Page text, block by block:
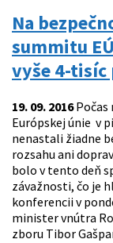
Na
summitu
vyše 4-
19. 09. 2016Počas
Európskej únie v
nenastali žiadne
rozsahu ani
bolo v tento deň
závažnosti, čo je
konferencii v
minister vnútra
zboru Tibor